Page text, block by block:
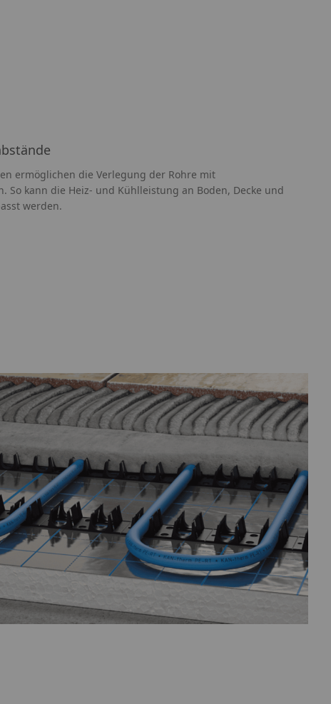
ermöglichen die Verlegung der Rohre mit
So kann die Heiz- und Kühlleistung an Boden, Decke und
werden.